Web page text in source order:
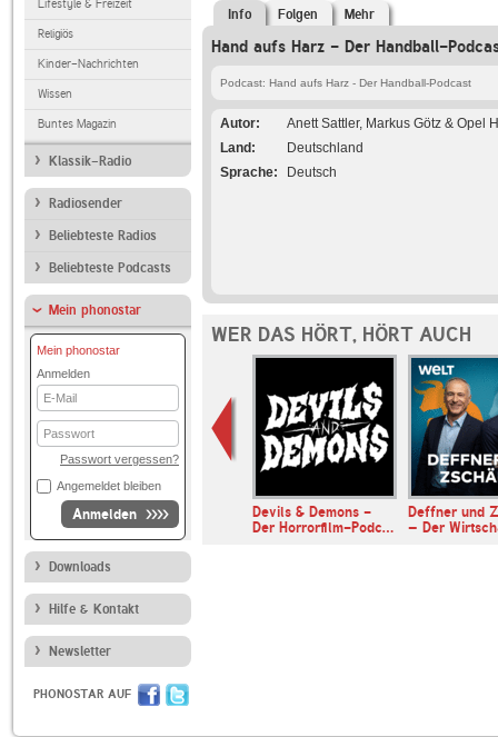
Lifestyle & Freizeit
Religiös
Kinder-Nachrichten
Wissen
Buntes Magazin
Klassik-Radio
Radiosender
Beliebteste Radios
Beliebteste Podcasts
Mein phonostar
Mein phonostar
Anmelden
E-
Mail
Passwort
Passwort vergessen?
Angemeldet bleiben
Anmelden
Downloads
Hilfe & Kontakt
Newsletter
PHONOSTAR AUF
Info Folgen Mehr
Hand aufs Harz - Der Handball-
Podcast: Hand aufs Harz - Der Handball-Podcast
Autor
Anett Sattler, Markus Götz & Opel
Land
Deutschland
Sprache
Deutsch
WER DAS HÖRT, HÖRT AUCH
& Somuncu
Devils & Demons -
Der Horrorfilm-Podc…
Deffner und
– Der